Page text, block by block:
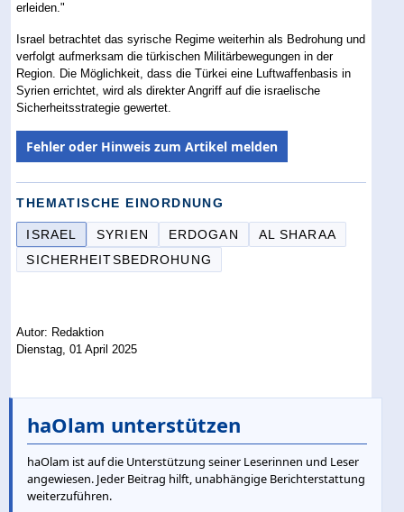
erleiden."
Israel betrachtet das syrische Regime weiterhin als Bedrohung und
verfolgt aufmerksam die türkischen Militärbewegungen in der
Region. Die Möglichkeit, dass die Türkei eine Luftwaffenbasis in
Syrien errichtet, wird als direkter Angriff auf die israelische
Sicherheitsstrategie gewertet.
Fehler oder Hinweis zum Artikel melden
THEMATISCHE EINORDNUNG
ISRAEL SYRIEN ERDOGAN
AL SHARAA
SICHERHEITSBEDROHUNG
Autor: Redaktion
Dienstag, 01 April 2025
haOlam unterstützen
haOlam ist auf die Unterstützung seiner Leserinnen und Leser
angewiesen. Jeder Beitrag hilft, unabhängige Berichterstattung
weiterzuführen.